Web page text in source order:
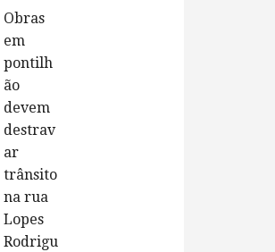
Obras
em
pontilh
ão
devem
destrav
ar
trânsito
na rua
Lopes
Rodrigu